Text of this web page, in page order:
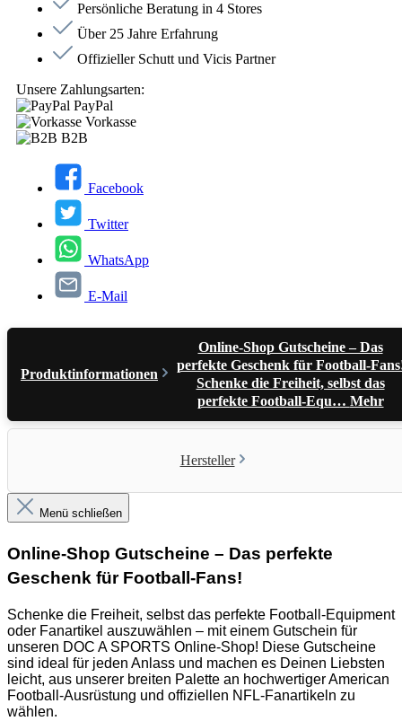
Persönliche Beratung in 4 Stores
Über 25 Jahre Erfahrung
Offizieller Schutt und Vicis Partner
Unsere Zahlungsarten:
PayPal
Vorkasse
B2B
Facebook
Twitter
WhatsApp
E-Mail
Produktinformationen
Online-Shop Gutscheine – Das
perfekte Geschenk für Football-
Schenke die Freiheit, selbst das
perfekte Football-Equ… Mehr
Hersteller
Menü schließen
Online-Shop Gutscheine – Das perfekte
Geschenk für Football-Fans!
Schenke die Freiheit, selbst das perfekte Football-Equipment
oder Fanartikel auszuwählen – mit einem Gutschein für
unseren DOC A SPORTS Online-Shop! Diese Gutscheine
sind ideal für jeden Anlass und machen es Deinen Liebsten
leicht, aus unserer breiten Palette an hochwertiger American
Football-Ausrüstung und offiziellen NFL-Fanartikeln zu
wählen.